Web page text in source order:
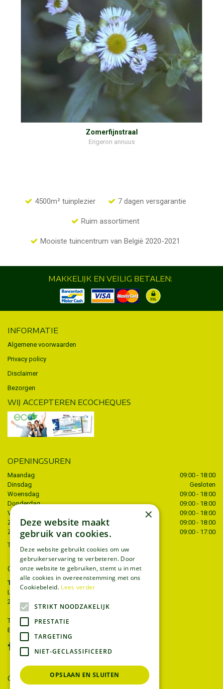
Zomerfijnstraal
Erigeron annuus
4500m² tuinplezier 7 dagen versgarantie
Ruim assortiment
Mooiste tuincentrum van België 2020-2021
MAKKELIJK EN VEILIG BETALEN:
INFORMATIE
Algemene voorwaarden
Privacy policy
Disclaimer
Bezorgen
WIJ ACCEPTEREN ECOCHEQUES
OPENINGSUREN
Maandag
09:00 - 18:00
Dinsdag
Gesloten
Woensdag
09:00 - 18:00
Donderdag
09:00 - 18:00
Vrijdag
09:00 - 18:00
Zaterdag
09:00 - 18:00
Zondag
09:00 - 17:00
Toon alle openingstijden
CONTACT
Tuincentrum Thiels
Liersesteenweg 68
2221 Heist-op-den-berg
T.
015 22 27 52
E.
GEEF UW MENING
×
Deze website maakt
gebruik van cookies.
Deze website gebruikt cookies om uw
gebruikerservaring te verbeteren. Door
onze website te gebruiken, stemt u in met
alle cookies in overeenstemming met ons
Cookiebeleid. Lees verder
STRIKT NOODZAKELIJK
PRESTATIE
TARGETING
NIET-GECLASSIFICEERD
OPSLAAN EN SLUITEN